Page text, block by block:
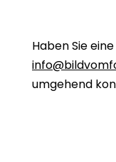
Haben Sie
umgehend